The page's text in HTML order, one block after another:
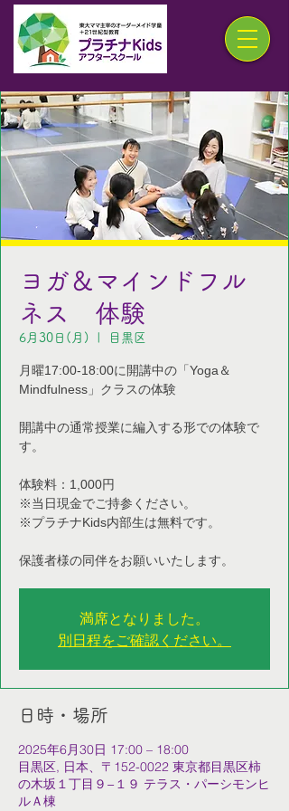
ヨガ＆マインドフル
ネス 体験
6月30日(月) 目黒区
月曜17:00-18:00に開講中の「Yoga＆
Mindfulness」クラスの体験
開講中の通常授業に編入する形での体験で
す。
体験料：1,000円
※当日現金でご持参ください。
※プラチナKids内部生は無料です。
保護者様の同伴をお願いいたします。
満席となりました。
別日程をご確認ください。
日時・場所
2025年6月30日 17:00 – 18:00
目黒区, 日本、〒152-0022 東京都目黒区柿
の木坂１丁目９−１９ テラス・パーシモンヒ
ルＡ棟